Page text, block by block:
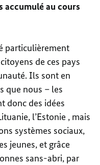
accumulé au cours
particulièrement
de ces pays
Ils sont en
que nous – les
donc des idées
l’Estonie , mais
systèmes sociaux,
jeunes, et grâce
sans-abri, par